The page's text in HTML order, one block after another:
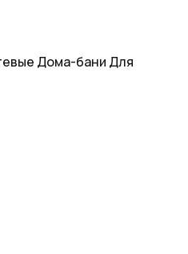
Дома-бани Для